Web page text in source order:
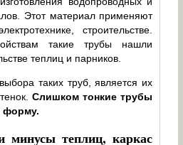
Этот материал применяют
строительстве.
такие трубы нашли
теплиц и парников.
таких труб, является их
Слишком тонкие трубы
форму.
теплиц, каркас